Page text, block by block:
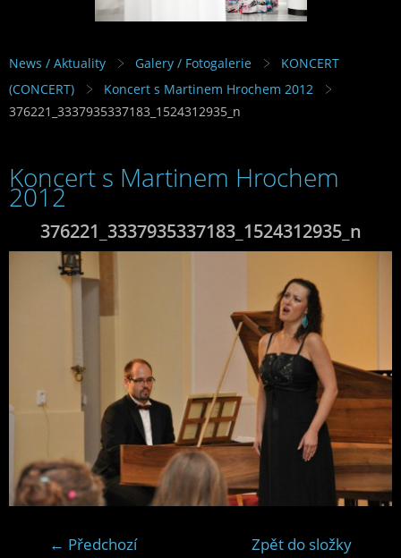
News / Aktuality Galery / Fotogalerie
KONCERT
(CONCERT)
Koncert s Martinem Hrochem 2012
376221_3337935337183_1524312935_n
Koncert s Martinem Hrochem
2012
376221_3337935337183_1524312935_n
← Předchozí Zpět do složky